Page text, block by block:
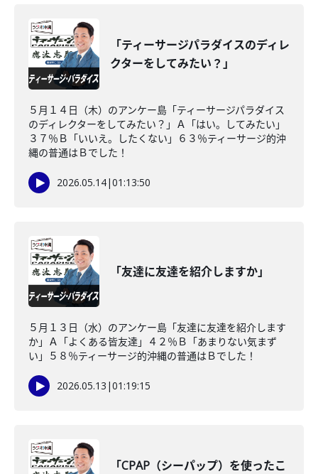
「ティーサージパラダイスのディレ
クターをしてみたい？」
５月１４日（木）のアンケー島「ティーサージパラダイス
のディレクターをしてみたい？」Ａ「はい。してみたい」
３７％Ｂ「いいえ。したくない」６３％ティーサージ的沖
縄の普通はＢでした！
2026.05.14|01:13:50
「友達に友達を紹介しますか」
５月１３日（水）のアンケー島「友達に友達を紹介します
か」Ａ「よくある皆友達」４２％Ｂ「あまりない気まず
い」５８％ティーサージ的沖縄の普通はＢでした！
2026.05.13 |01:19:15
「CPAP（シーパップ）を使ったこ